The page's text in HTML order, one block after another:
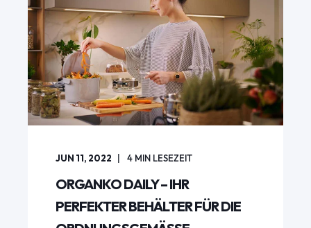
JUN 11, 2022 4 MIN LESEZEIT
ORGANKO DAILY – IHR
PERFEKTER BEHÄLTER FÜR DIE